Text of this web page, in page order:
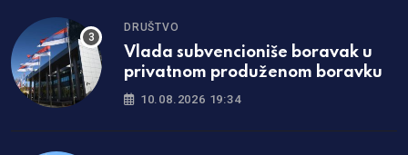
DRUŠTVO
Vlada subvencioniše boravak u
privatnom produženom boravku
10.08.2026 19:34